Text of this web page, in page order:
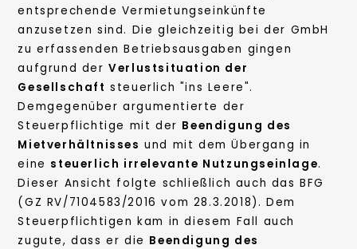
entsprechende Vermietungseinkünfte
anzusetzen sind. Die gleichzeitig bei der GmbH
zu erfassenden Betriebsausgaben gingen
aufgrund derVerlustsituation der
Gesellschaft steuerlich "ins Leere".
Demgegenüber argumentierte der
Steuerpflichtige mit der Beendigung des
Mietverhältnisses und mit dem Übergang in
eine steuerlich irrelevante Nutzungseinlage.
Dieser Ansicht folgte schließlich auch das BFG
(GZ RV/7104583/2016 vom 28.3.2018). Dem
Steuerpflichtigen kam in diesem Fall auch
zugute, dass er die Beendigung des